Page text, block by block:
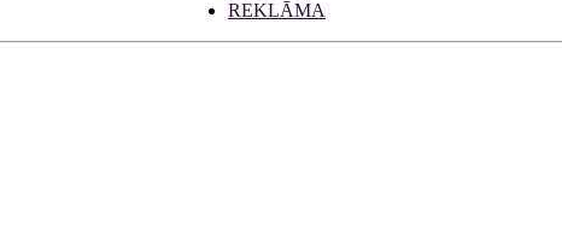
REKLĀMA